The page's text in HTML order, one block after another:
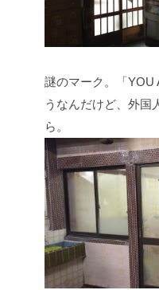
謎のマーク。「YOU
うなんだけど、外国
ら。